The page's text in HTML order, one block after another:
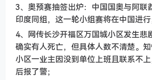
3、奥预赛抽签出炉：中国国奥与阿联
印度同组，这一轮小组赛将在中国进行
4、网传长沙开福区万国城小区发生悲
确实有人死亡，但具体人数不清楚。知
小区一业主因没到单位上班且联系不
后报了警；